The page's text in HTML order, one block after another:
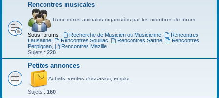
Rencontres musicales
Rencontres amicales organisées par les membres du forum
Sous-forums : Recherche de Musicien ou Musicienne,
Rencontres
Lausanne
Rencontres Souillac Rencontres Sarthe,
Rencontres
Perpignan
Rencontres Mazille
Sujets : 220
Petites annonces
Achats, ventes d'occasion, emploi.
Sujets : 160